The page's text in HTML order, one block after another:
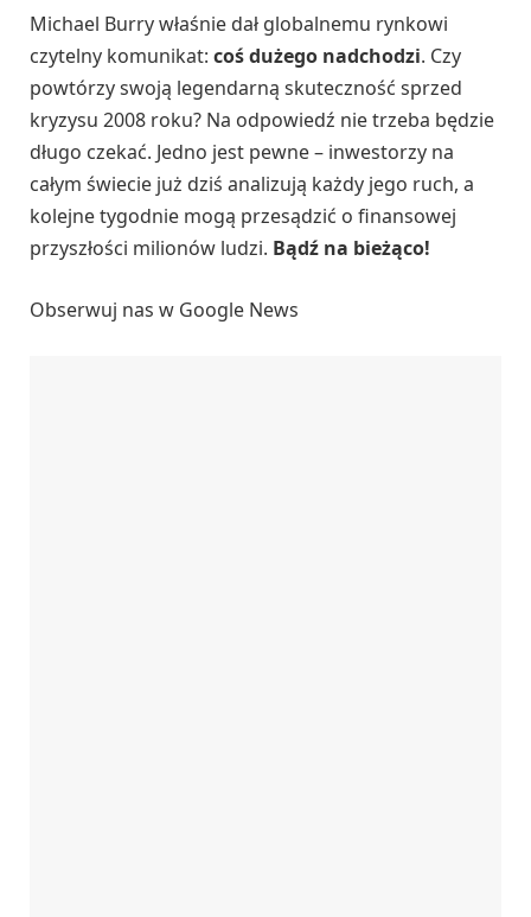
Michael Burry właśnie dał globalnemu rynkowi
czytelny komunikat: coś dużego nadchodzi. Czy
powtórzy swoją legendarną skuteczność sprzed
kryzysu 2008 roku? Na odpowiedź nie trzeba będzie
długo czekać. Jedno jest pewne – inwestorzy na
całym świecie już dziś analizują każdy jego ruch, a
kolejne tygodnie mogą przesądzić o finansowej
przyszłości milionów ludzi. Bądź na bieżąco!
Obserwuj nas w Google News